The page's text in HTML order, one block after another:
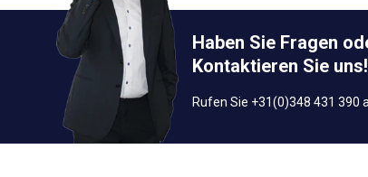
Haben Sie Fragen
Kontaktieren Sie uns!
Rufen Sie +31(0)348 431 390